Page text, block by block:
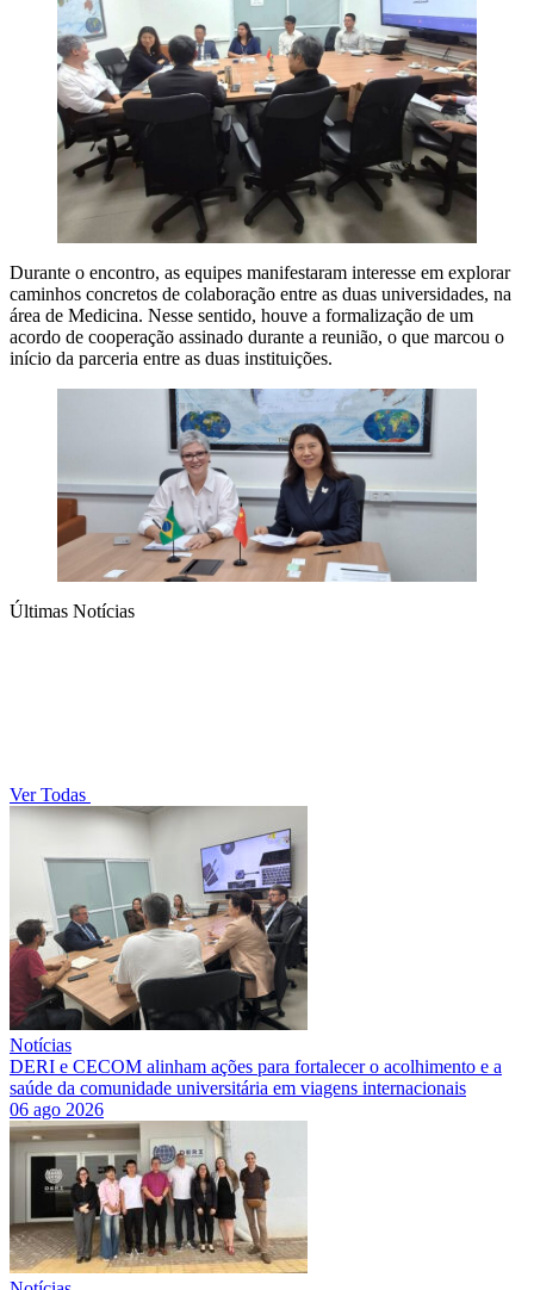
Durante o encontro, as equipes manifestaram interesse em explorar
caminhos concretos de colaboração entre as duas universidades, na
área de Medicina. Nesse sentido, houve a formalização de um
acordo de cooperação assinado durante a reunião, o que marcou o
início da parceria entre as duas instituições.
Últimas Notícias
Ver Todas
Notícias
DERI e CECOM alinham ações para fortalecer o acolhimento e a
saúde da comunidade universitária em viagens internacionais
06 ago 2026